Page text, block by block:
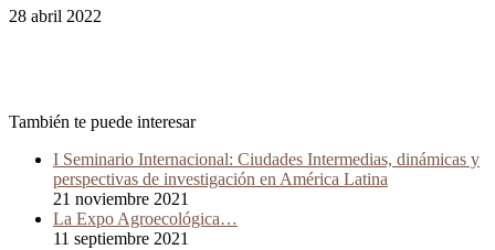
28 abril 2022
También te puede interesar
I Seminario Internacional: Ciudades Intermedias, dinámicas y
perspectivas de investigación en América Latina
21 noviembre 2021
La Expo Agroecológica…
11 septiembre 2021